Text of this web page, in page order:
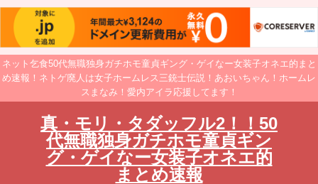
ネット乞食50代無職独身ガチホモ童貞ギング・ゲイなー女装子オネエ的まと
め速報！ネトゲ廃人は女子ホームレス三銃士伝説！あおいちゃん！ホームレ
スまなみ！愛内アイラ応援してます！
真・モリ・タダッフル2！！50
代無職独身ガチホモ童貞ギン
グ・ゲイなー女装子オネエ的
まとめ速報